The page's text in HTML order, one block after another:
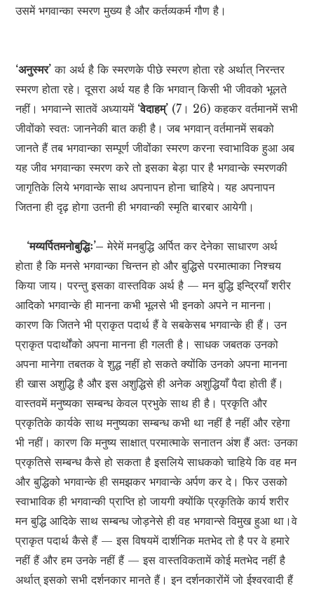
उसमें भगवान्का स्मरण मुख्य है और कर्तव्यकर्म गौण है।
‘अनुस्मर’ का अर्थ है कि स्मरणके पीछे स्मरण होता रहे अर्थात् निरन्तर
स्मरण होता रहे। दूसरा अर्थ यह है कि भगवान् किसी भी जीवको भूलते
नहीं। भगवान्ने सातवें अध्यायमें ‘वेदाहम्’ (7। 26) कहकर वर्तमानमें सभी
जीवोंको स्वतः जाननेकी बात कही है। जब भगवान् वर्तमानमें सबको
जानते हैं तब भगवान्का सम्पूर्ण जीवोंका स्मरण करना स्वाभाविक हुआ अब
यह जीव भगवान्का स्मरण करे तो इसका बेड़ा पार है भगवान्के स्मरणकी
जागृतिके लिये भगवान्के साथ अपनापन होना चाहिये। यह अपनापन
जितना ही दृढ़ होगा उतनी ही भगवान्की स्मृति बारबार आयेगी।
‘मय्यर्पितमनोबुद्धिः’– मेरेमें मनबुद्धि अर्पित कर देनेका साधारण अर्थ
होता है कि मनसे भगवान्का चिन्तन हो और बुद्धिसे परमात्माका निश्चय
किया जाय। परन्तु इसका वास्तविक अर्थ है — मन बुद्धि इन्द्रियाँ शरीर
आदिको भगवान्के ही मानना कभी भूलसे भी इनको अपने न मानना।
कारण कि जितने भी प्राकृत पदार्थ हैं वे सबकेसब भगवान्के ही हैं। उन
प्राकृत पदार्थोंको अपना मानना ही गलती है। साधक जबतक उनको
अपना मानेगा तबतक वे शुद्ध नहीं हो सकते क्योंकि उनको अपना मानना
ही खास अशुद्धि है और इस अशुद्धिसे ही अनेक अशुद्धियाँ पैदा होती हैं।
वास्तवमें मनुष्यका सम्बन्ध केवल प्रभुके साथ ही है। प्रकृति और
प्रकृतिके कार्यके साथ मनुष्यका सम्बन्ध कभी था नहीं है नहीं और रहेगा
भी नहीं। कारण कि मनुष्य साक्षात् परमात्माके सनातन अंश हैं अतः उनका
प्रकृतिसे सम्बन्ध कैसे हो सकता है इसलिये साधकको चाहिये कि वह मन
और बुद्धिको भगवान्के ही समझकर भगवान्के अर्पण कर दे। फिर उसको
स्वाभाविक ही भगवान्की प्राप्ति हो जायगी क्योंकि प्रकृतिके कार्य शरीर
मन बुद्धि आदिके साथ सम्बन्ध जोड़नेसे ही वह भगवान्से विमुख हुआ था।वे
प्राकृत पदार्थ कैसे हैं — इस विषयमें दार्शनिक मतभेद तो है पर वे हमारे
नहीं हैं और हम उनके नहीं हैं — इस वास्तविकतामें कोई मतभेद नहीं है
अर्थात् इसको सभी दर्शनकार मानते हैं। इन दर्शनकारोंमें जो ईश्वरवादी हैं